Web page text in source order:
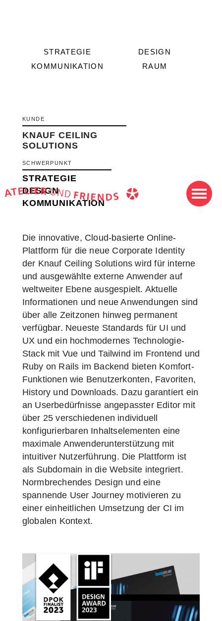
STRATEGIE
DESIGN
KOMMUNIKATION
RAUM
KUNDE
KNAUF CEILING
SOLUTIONS
SCHWERPUNKT
STRATEGIE
DESIGN
KOMMUNIKATION
Die innovative, Cloud-basierte Online-
Plattform für die neue Corporate Identity
der Knauf Ceiling Solutions wird für interne
und ausgewählte externe Anwender auf
weltweiter Ebene ausgespielt. Aktuelle
Informationen und neue Anwendungen sind
über alle Zeitzonen hinweg permanent
verfügbar. Neueste Standards für UI und
UX und ein hochmodernes Technologie-
Stack mit Vue und Tailwind im Frontend und
Ruby on Rails im Backend bieten Komfort-
Funktionen wie Benutzerkonten, Favoriten,
History und Downloads. Dazu garantiert ein
an Userbedürfnisse angepasster Editor mit
über 25 verschiedenen individuell
konfigurierbaren Inhaltselementen eine
maximale Anwenderunterstützung mit
intuitiver Nutzerführung. Die Plattform ist
als Subdomain in die Website integriert.
Normbrechendes Design und eine
spannende User Journey motivieren zu
einer einheitlichen Umsetzung der CI im
globalen Kontext.